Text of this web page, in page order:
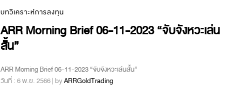
บทวิเคราะห์การลงทุน
ARR Morning Brief 06-11-2023 “จับจังหวะเล่น
สั้น”
ARR Morning Brief 06-11-2023 “จับจังหวะเล่นสั้น”
วันที่ : 6 พ.ย. 2566 | byARRGoldTrading